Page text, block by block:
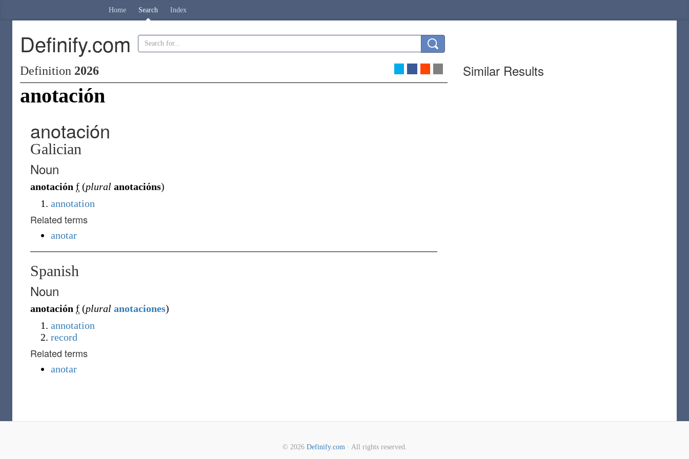
Home Search Index
Definify.com
Definition 2026
anotación
anotación
Galician
Noun
anotación f (plural anotacións)
annotation
Related terms
anotar
Spanish
Noun
anotación f (plural anotaciones)
annotation
record
Related terms
anotar
Similar Results
© 2026 Definify.com· All rights reserved.